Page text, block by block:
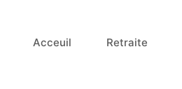
Acceuil Retraite